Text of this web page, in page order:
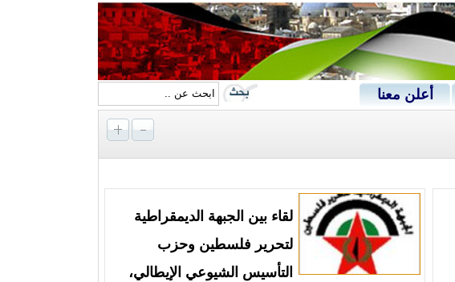
أعلن معنا
لقاء بين الجبهة الديمقراطية
لتحرير فلسطين وحزب
التأسيس الشيوعي الإيطالي،